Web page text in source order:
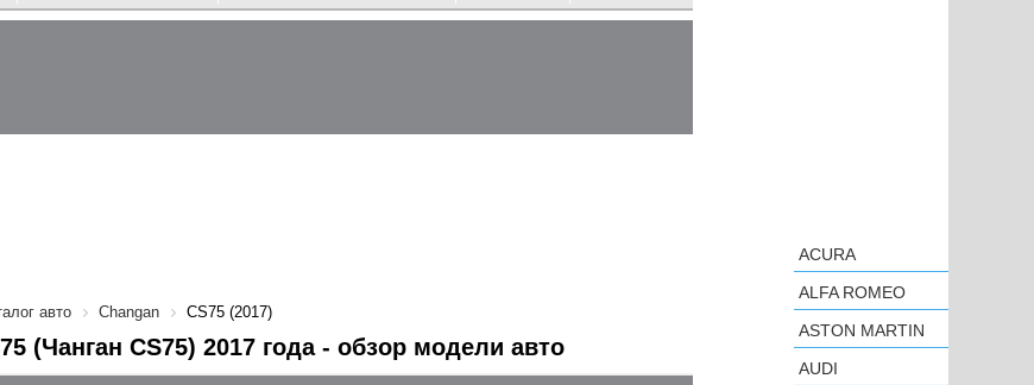
авто Changan CS75 (2017)
(Чанган CS75) 2017 года - обзор модели авто
ACURA
ALFA ROMEO
ASTON MARTIN
AUDI